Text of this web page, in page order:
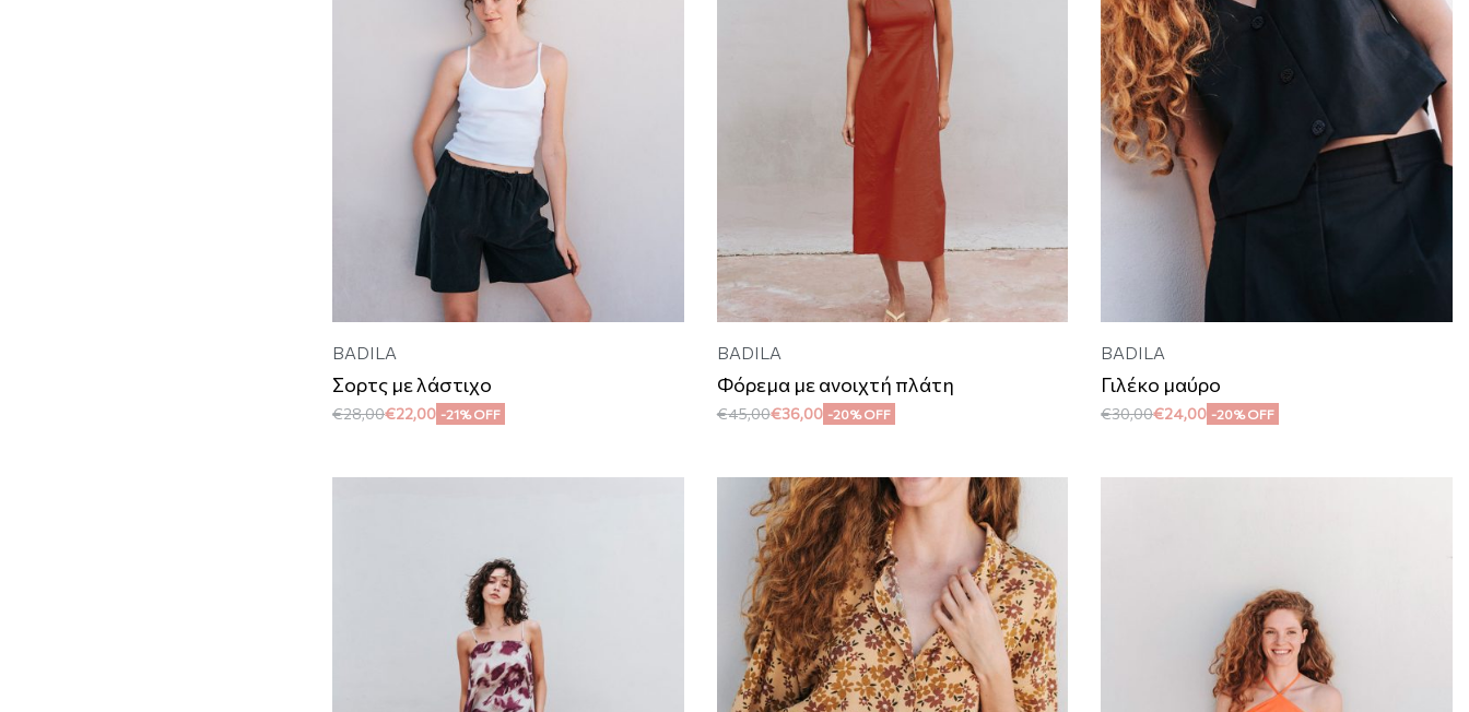
BADILA
Σορτς με λάστιχο
€28,00€22,00 -21% OFF
BADILA
Φόρεμα με ανοιχτή πλάτη
€45,00€36,00 -20% OFF
BADILA
Γιλέκο μαύρο
€30,00€24,00 -20% OFF